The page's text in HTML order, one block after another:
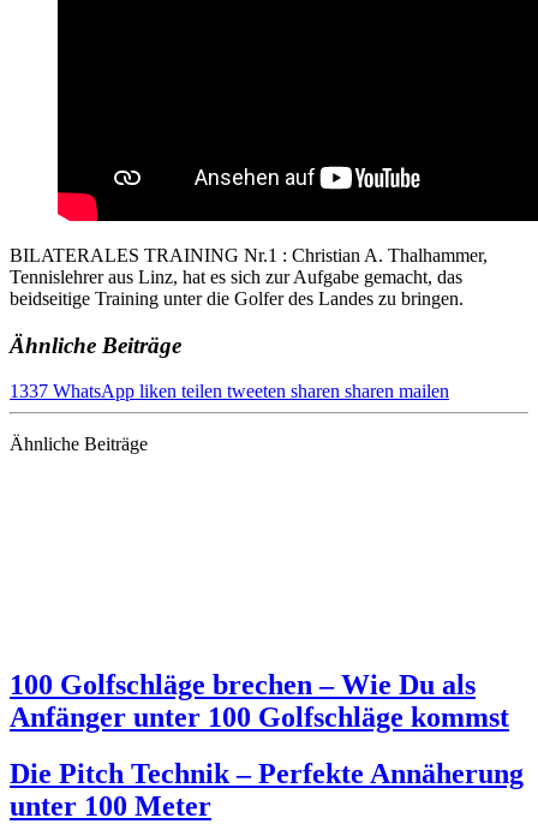
BILATERALES TRAINING Nr.1 : Christian A. Thalhammer,
Tennislehrer aus Linz, hat es sich zur Aufgabe gemacht, das
beidseitige Training unter die Golfer des Landes zu bringen.
Ähnliche Beiträge
1337 WhatsApp liken teilen tweeten sharen sharen mailen
Ähnliche Beiträge
100 Golfschläge brechen – Wie Du als
Anfänger unter 100 Golfschläge kommst
Die Pitch Technik – Perfekte Annäherung
unter 100 Meter